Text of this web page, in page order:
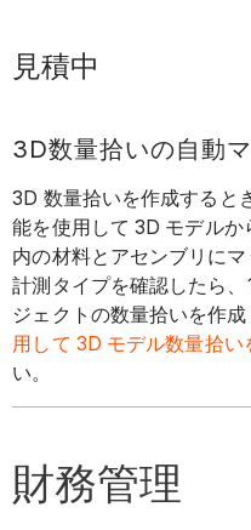
見積中
3D数量拾いの自動
3D 数量拾いを作成すると
能を使用して 3D モデル
内の材料とアセンブリに
計測タイプを確認したら
ジェクトの数量拾いを作
用して 3D モデル数量拾い
い。
財務管理